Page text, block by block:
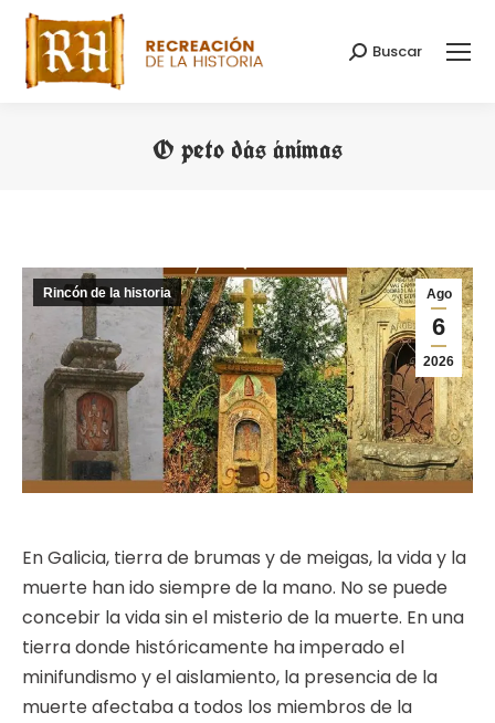
Buscar:
Buscar
O peto dás ánimas
Ago
6
2026
Rincón de la historia
En Galicia, tierra de brumas y de meigas, la vida y la
muerte han ido siempre de la mano. No se puede
concebir la vida sin el misterio de la muerte. En una
tierra donde históricamente ha imperado el
minifundismo y el aislamiento, la presencia de la
muerte afectaba a todos los miembros de la